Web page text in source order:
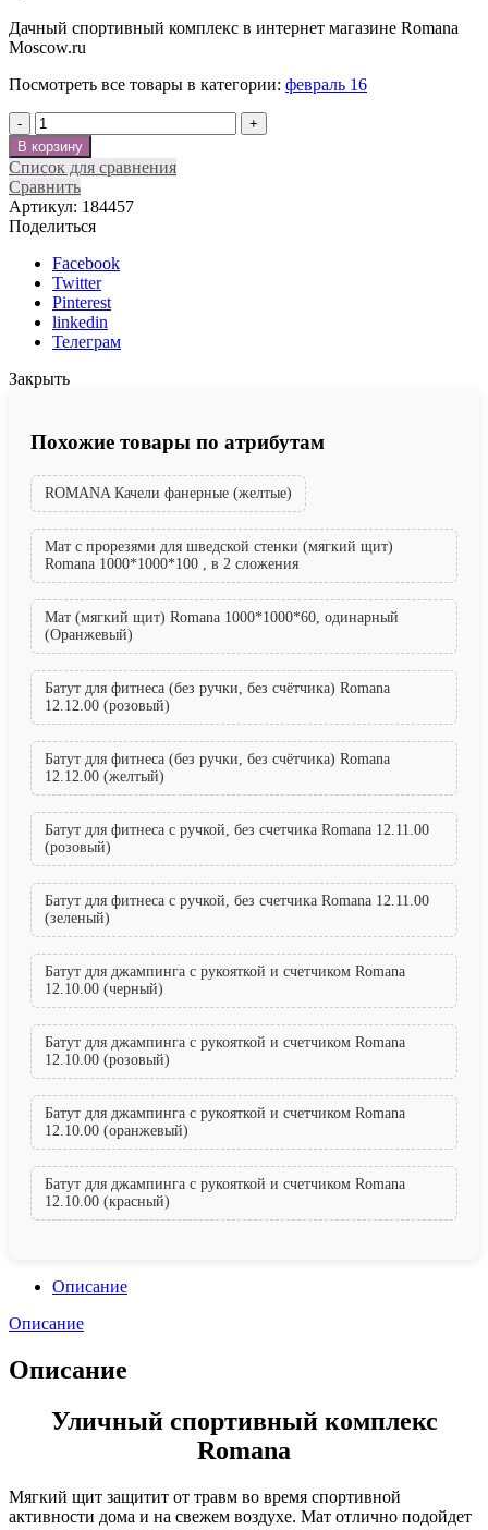
Дачный спортивный комплекс в интернет магазине Romana
Moscow.ru
Посмотреть все товары в категории: февраль 16
Количество
В корзину
Список для сравнения
Сравнить
Артикул: 184457
Поделиться
Facebook
Twitter
Pinterest
linkedin
Телеграм
Закрыть
Похожие товары по атрибутам
ROMANA Качели фанерные (желтые)
Мат с прорезями для шведской стенки (мягкий щит)
Romana 1000*1000*100 , в 2 сложения
Мат (мягкий щит) Romana 1000*1000*60, одинарный
(Оранжевый)
Батут для фитнеса (без ручки, без счётчика) Romana
12.12.00 (розовый)
Батут для фитнеса (без ручки, без счётчика) Romana
12.12.00 (желтый)
Батут для фитнеса с ручкой, без счетчика Romana 12.11.00
(розовый)
Батут для фитнеса с ручкой, без счетчика Romana 12.11.00
(зеленый)
Батут для джампинга с рукояткой и счетчиком Romana
12.10.00 (черный)
Батут для джампинга с рукояткой и счетчиком Romana
12.10.00 (розовый)
Батут для джампинга с рукояткой и счетчиком Romana
12.10.00 (оранжевый)
Батут для джампинга с рукояткой и счетчиком Romana
12.10.00 (красный)
Описание
Описание
Описание
Уличный спортивный комплекс
Romana
Мягкий щит защитит от травм во время спортивной
активности дома и на свежем воздухе. Мат отлично подойдет